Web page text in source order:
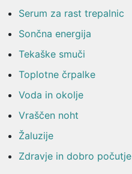
Serum za rast trepalnic
Sončna energija
Tekaške smuči
Toplotne črpalke
Voda in okolje
Vraščen noht
Žaluzije
Zdravje in dobro počutje